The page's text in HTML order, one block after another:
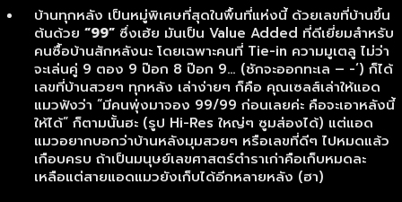
บ้านทุกหลัง เป็นหมู่พิเศษที่สุดในพื้นที่แห่งนี้ ด้วยเลขที่บ้านขึ้น
ต้นด้วย “99” ซึ่งเฮ้ย มันเป็น Value Added ที่ดีเยี่ยมสำหรับ
คนซื้อบ้านสักหลังนะ โดยเฉพาะคนที่ Tie-in ความมูเตลู ไม่ว่า
จะเล่นคู่ 9 ตอง 9 ป๊อก 8 ป๊อก 9… (ชักจะออกทะเล – -‘) ก็ได้
เลขที่บ้านสวยๆ ทุกหลัง เล่าง่ายๆ ก็คือ คุณเซลส์เล่าให้แอด
แมวฟังว่า “มีคนพุ่งมาจอง 99/99 ก่อนเลยค่ะ คือจะเอาหลังนี้
ให้ได้” ก็ตามนั้นฮะ (รูป Hi-Res ใหญ่ๆ ซูมส่องได้) แต่แอด
แมวอยากบอกว่าบ้านหลังมุมสวยๆ หรือเลขที่ดีๆ ไปหมดแล้ว
เกือบครบ ถ้าเป็นมนุษย์เลขศาสตร์ตำราเก่าคือเก็บหมดละ
เหลือแต่สายแอดแมวยังเก็บได้อีกหลายหลัง (ฮา)